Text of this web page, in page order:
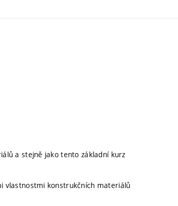
a stejně jako tento základní kurz
vlastnostmi konstrukčních materiálů